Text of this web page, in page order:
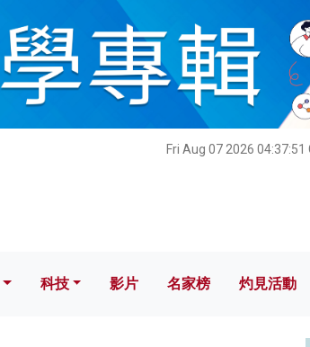
Fri Aug 07 2026
科技 影片 名家榜 灼見
科技 影片 名家榜 灼見活動